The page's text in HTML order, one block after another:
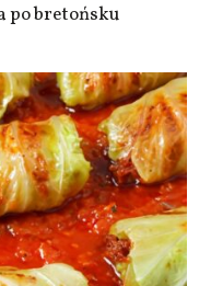
po bretońsku